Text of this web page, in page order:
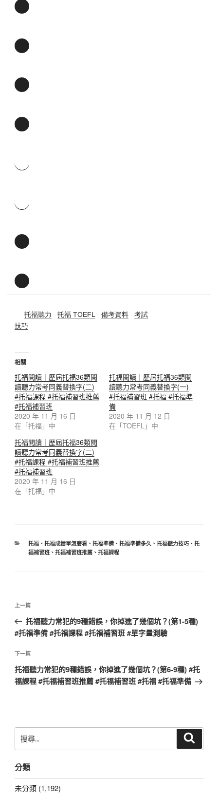
托福聽力 托福 TOEFL 備考資料
考試
技巧
相關
托福閱讀｜歷屆托福36類閱
讀聽力常考同義替換字(二)
#托福課程 #托福補習班推薦
#托福補習班
2020 年 11 月 16 日
在「托福」中
托福閱讀｜歷屆托福36類閱
讀聽力常考同義替換字(一)
#托福補習班 #托福 #托福準
備
2020 年 11 月 12 日
在「TOEFL」中
托福閱讀｜歷屆托福36類閱
讀聽力常考同義替換字(二)
#托福課程 #托福補習班推薦
#托福補習班
2020 年 11 月 16 日
在「托福」中
分
類
托福、 托福成績單怎麼看、 托福準備、 托福準備多久 、 托福聽力技巧、 托
福補習班、 托福補習班推薦、 托福課程
文
導
覽
上
一
篇
章
上一篇
托福聽力常犯的9種錯誤，你掉進了幾個坑？(第1-5種)
#托福準備 #托福課程 #托福補習班 #單字量測驗
下
一
篇
下一篇
托福聽力常犯的9種錯誤，你掉進了幾個坑？(第6-9種) #托
福課程 #托福補習班推薦 #托福補習班 #托福 #托福準備
尋
鍵
字:
分類
未分類 (1,192)